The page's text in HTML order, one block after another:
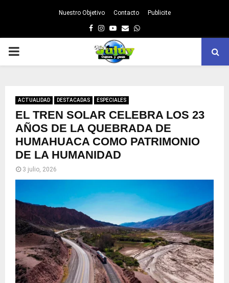
Nuestro Objetivo Contacto Publicite
Facebook
Instagram
Youtube
EmailWhatsapp
PRIMARY
ACTUALIDAD DESTACADAS ESPECIALES
EL TREN SOLAR CELEBRA LOS 23
AÑOS DE LA QUEBRADA DE
HUMAHUACA COMO PATRIMONIO
DE LA HUMANIDAD
3 julio, 2026